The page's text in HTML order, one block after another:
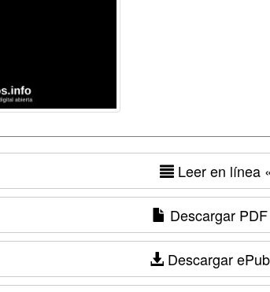
Leer en línea
Descargar PDF
Descargar ePub